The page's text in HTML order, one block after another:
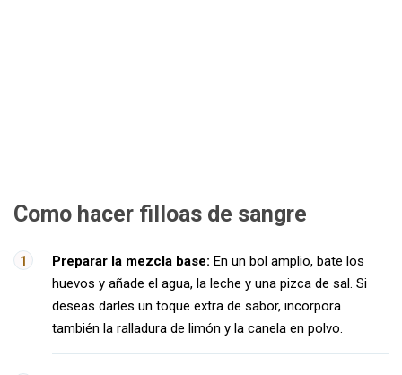
Como hacer filloas de sangre
Preparar la mezcla base: En un bol amplio, bate los
huevos y añade el agua, la leche y una pizca de sal. Si
deseas darles un toque extra de sabor, incorpora
también la ralladura de limón y la canela en polvo.